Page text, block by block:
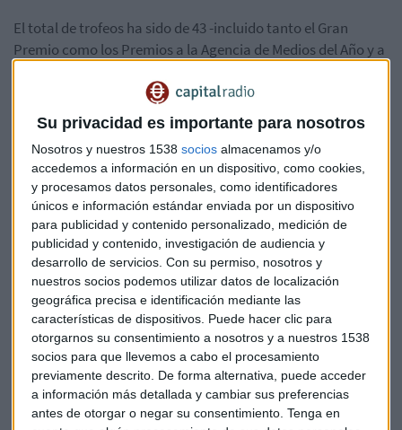
Su privacidad es importante para nosotros
Nosotros y nuestros 1538 socios almacenamos y/o
accedemos a información en un dispositivo, como cookies,
y procesamos datos personales, como identificadores
únicos e información estándar enviada por un dispositivo
para publicidad y contenido personalizado, medición de
publicidad y contenido, investigación de audiencia y
desarrollo de servicios. Con su permiso, nosotros y
nuestros socios podemos utilizar datos de localización
geográfica precisa e identificación mediante las
características de dispositivos. Puede hacer clic para
otorgarnos su consentimiento a nosotros y a nuestros 1538
socios para que llevemos a cabo el procesamiento
previamente descrito. De forma alternativa, puede acceder
a información más detallada y cambiar sus preferencias
antes de otorgar o negar su consentimiento. Tenga en
El total de trofeos ha sido de 43 -incluido tanto el Gran
Premio como los Premios a la Agencia de Medios del Año y a
oros, 12 platas y 12 bronces, conseguidos por 31
anunciantes y 35 agencias.
Por recuento de oros, en la categoría “Construcción de una
Marca”, este metal ha sido para Pikolin y Oriol Villar / Arena
Media, en colaboración la agencia Tango, por “Haz algo que
te quite el sueño”; en “Mejor Campaña Integrada” lo ha
ganado Hijos de Rivera (Estrella Galicia) e Ymedia Wink
iProspect / Toni Le Brand, por “Estrella Galicia Especial. La
Casa de Papel” junto con las agencias colaboradoras Click
Naranja / Habitant / Proximia / Grupo 76 y Diferencia-t”; en
“Estrategia más Original y Disruptiva” y en “Mejor Acción
Táctica”, el oro ha sido para Madrid Fusión y Leo Burnett por
“Invaluable Food”; en “Mejor Campaña de Lanzamiento de
Marca / Producto / Servicio, le ha correspondido a Kraft
Heinz (Heinz Pasta Sauce) y Wunderman Thompson por